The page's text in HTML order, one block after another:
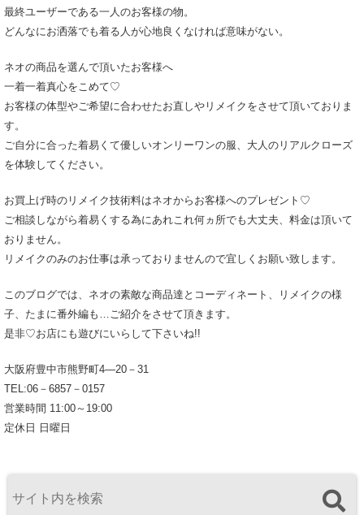
最終ユーザーである一人のお客様の物。
どんなにお洒落でも着る人が心地良くなければ意味がない。
ネオの商品を選んで頂いたお客様へ
一着一着真心をこめて♡
お客様の体型やご希望に合わせたお直しやリメイクをさせて頂いておりま
す。
ご自分に合った着易くて優しいオンリーワンの服、大人のリアルクローズ
を体験してください。
お買上げ時のリメイク技術料はネオからお客様へのプレゼント♡
ご相談しながら着易くする為にあれこれ何ヵ所でも大丈夫、料金は頂いて
おりません。
リメイクのみのお仕事は承っておりませんので宜しくお願い致します。
このブログでは、ネオの素敵な商品達とコーディネート、リメイクの様
子、たまに番外編も…ご紹介をさせて頂きます。
是非♡お店にも遊びにいらして下さいね!!
大阪府豊中市熊野町4―20－31
TEL:06－6857－0157
営業時間 11:00～19:00
定休日 日曜日